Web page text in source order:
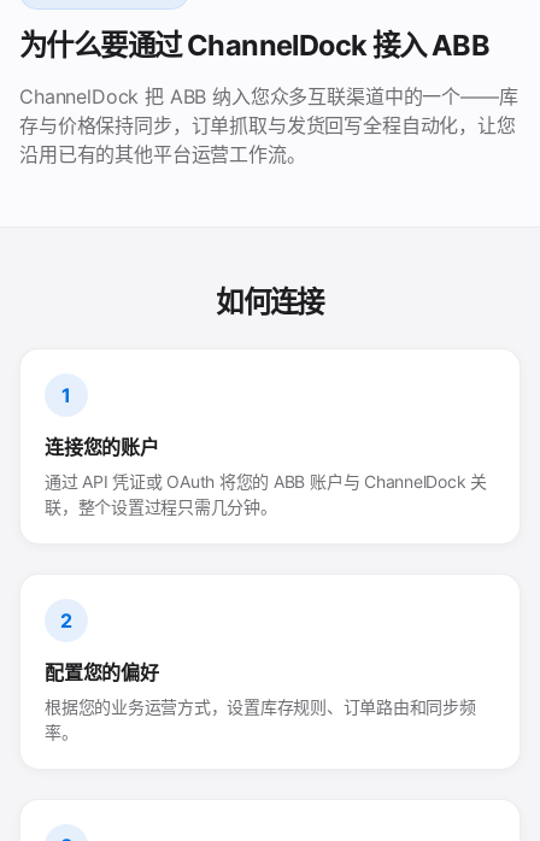
为什么要通过 ChannelDock 接入 ABB
ChannelDock 把 ABB 纳入您众多互联渠道中的一个——库
存与价格保持同步，订单抓取与发货回写全程自动化，让您
沿用已有的其他平台运营工作流。
如何连接
1
连接您的账户
通过 API 凭证或 OAuth 将您的 ABB 账户与 ChannelDock 关
联，整个设置过程只需几分钟。
2
配置您的偏好
根据您的业务运营方式，设置库存规则、订单路由和同步频
率。